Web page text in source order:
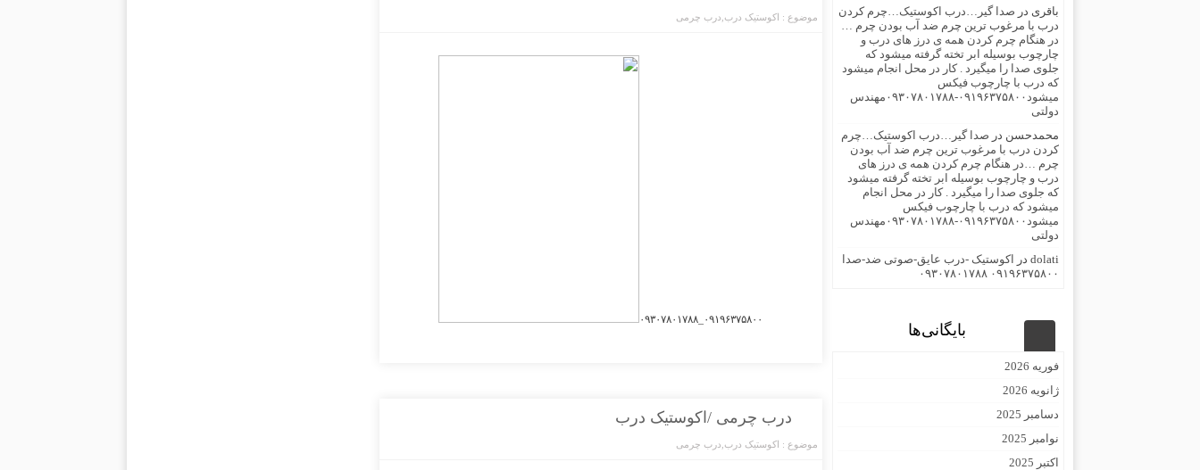
درب چرمی /اکوستیک درب
موضوع : اکوستیک درب درب چرمی
موضوع : اکوستیک درب درب چرمی
۰۹۱۹۶۳۷۵۸۰۰_۰۹۳۰۷۸۰۱۷۸۸
باقری در صدا گیر…درب اکوستیک…چرم کردن
درب با مرغوب ترین چرم ضد آب بودن چرم …
در هنگام چرم کردن همه ی درز های درب و
چارچوب بوسیله ابر تخته گرفته میشود که
جلوی صدا را میگیرد . کار در محل انجام میشود
که درب با چارچوب فیکس
میشود۰۹۱۹۶۳۷۵۸۰۰-۰۹۳۰۷۸۰۱۷۸۸مهندس
دولتی
محمدحسن در صدا گیر…درب اکوستیک…چرم
کردن درب با مرغوب ترین چرم ضد آب بودن
چرم …در هنگام چرم کردن همه ی درز های
درب و چارچوب بوسیله ابر تخته گرفته میشود
که جلوی صدا را میگیرد . کار در محل انجام
میشود که درب با چارچوب فیکس
میشود۰۹۱۹۶۳۷۵۸۰۰-۰۹۳۰۷۸۰۱۷۸۸مهندس
دولتی
dolati در
اکوستیک -درب عایق-صوتی ضد-صدا
۰۹۱۹۶۳۷۵۸۰۰ ۰۹۳۰۷۸۰۱۷۸۸
بایگانی‌ها
فوریه 2026
ژانویه 2026
دسامبر 2025
نوامبر 2025
اکتبر 2025